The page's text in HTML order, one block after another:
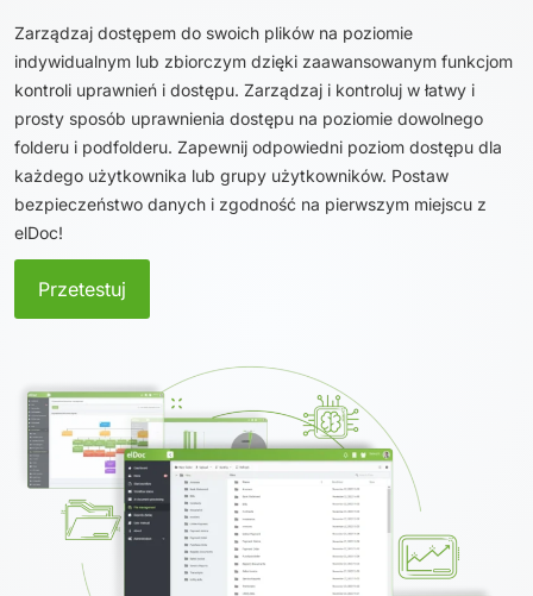
Zarządzaj dostępem do swoich plików na poziomie
indywidualnym lub zbiorczym dzięki zaawansowanym funkcjom
kontroli uprawnień i dostępu. Zarządzaj i kontroluj w łatwy i
prosty sposób uprawnienia dostępu na poziomie dowolnego
folderu i podfolderu. Zapewnij odpowiedni poziom dostępu dla
każdego użytkownika lub grupy użytkowników. Postaw
bezpieczeństwo danych i zgodność na pierwszym miejscu z
elDoc!
Przetestuj